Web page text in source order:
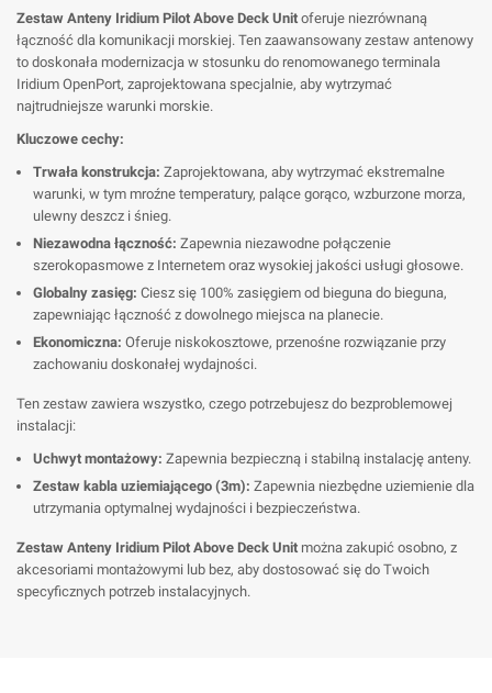
Zestaw Anteny Iridium Pilot Above Deck Unit oferuje niezrównaną
łączność dla komunikacji morskiej. Ten zaawansowany zestaw antenowy
to doskonała modernizacja w stosunku do renomowanego terminala
Iridium OpenPort, zaprojektowana specjalnie, aby wytrzymać
najtrudniejsze warunki morskie.
Kluczowe cechy:
Trwała konstrukcja: Zaprojektowana, aby wytrzymać ekstremalne
warunki, w tym mroźne temperatury, palące gorąco, wzburzone morza,
ulewny deszcz i śnieg.
Niezawodna łączność: Zapewnia niezawodne połączenie
szerokopasmowe z Internetem oraz wysokiej jakości usługi głosowe.
Globalny zasięg: Ciesz się 100% zasięgiem od bieguna do bieguna,
zapewniając łączność z dowolnego miejsca na planecie.
Ekonomiczna: Oferuje niskokosztowe, przenośne rozwiązanie przy
zachowaniu doskonałej wydajności.
Ten zestaw zawiera wszystko, czego potrzebujesz do bezproblemowej
instalacji:
Uchwyt montażowy: Zapewnia bezpieczną i stabilną instalację anteny.
Zestaw kabla uziemiającego (3m): Zapewnia niezbędne uziemienie dla
utrzymania optymalnej wydajności i bezpieczeństwa.
Zestaw Anteny Iridium Pilot Above Deck Unit można zakupić osobno, z
akcesoriami montażowymi lub bez, aby dostosować się do Twoich
specyficznych potrzeb instalacyjnych.